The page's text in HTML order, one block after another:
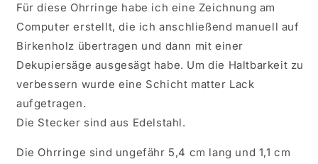
Für diese Ohrringe habe ich eine Zeichnung am
Computer erstellt, die ich anschließend manuell auf
Birkenholz übertragen und dann mit einer
Dekupiersäge ausgesägt habe. Um die Haltbarkeit zu
verbessern wurde eine Schicht matter Lack
aufgetragen.
Die Stecker sind aus Edelstahl.
Die Ohrringe sind ungefähr 5,4 cm lang und 1,1 cm